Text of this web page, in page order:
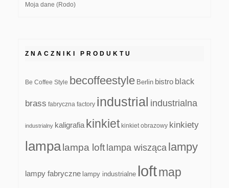
Moja dane (Rodo)
ZNACZNIKI PRODUKTU
Be Coffee Style becoffeestyle Berlin bistro black
brass fabryczna factory industrial industrialna
industrialny kaligrafia kinkiet kinkiet obrazowy kinkiety
lampa lampa loft lampa wisząca lampy
lampy fabryczne lampy industrialne loftmap